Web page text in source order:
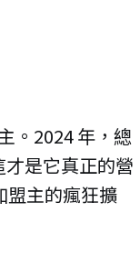
。2024 年，總
是它真正的營
盟主的瘋狂擴